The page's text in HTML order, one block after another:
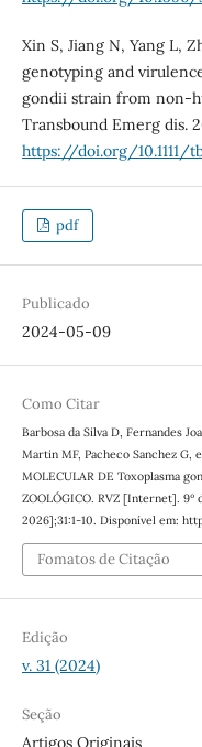
Xin S, Jiang N, Yang L,
genotyping and
gondii strain from non-
Transbound Emerg dis.
https://doi.org/10.1111/
pdf
Publicado
2024-05-09
Como Citar
Barbosa da Silva D, Fernandes
Martin MF, Pacheco Sanchez G,
MOLECULAR DE Toxoplasma
ZOOLÓGICO. RVZ [Internet]. 9º
2026];31:1-10. Disponível em:
Fomatos de Citação
Edição
v. 31 (2024)
Seção
Artigos Originais